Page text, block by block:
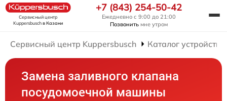
Сервисный центр
Kuppersbuschв Казани
+7 (843) 254-50-42
Ежедневно с 9:00 до 21:00
Позвонить мне утром
Сервисный центр Kuppersbusch Каталог устройств
Замена заливного клапана
посудомоечной машины